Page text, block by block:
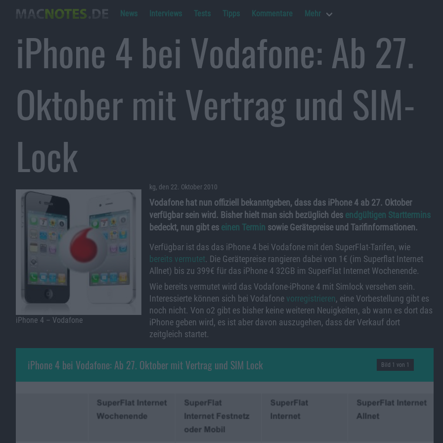
News Interviews Tests Tipps Kommentare Mehr
iPhone 4 bei Vodafone: Ab 27.
Oktober mit Vertrag und SIM-
Lock
kg, den 22. Oktober 2010
iPhone 4 – Vodafone
Vodafone hat nun offiziell bekanntgeben, dass das iPhone 4 ab 27. Oktober
verfügbar sein wird. Bisher hielt man sich bezüglich des endgültigen Starttermins
bedeckt, nun gibt es einen Termin sowie Gerätepreise und Tarifinformationen.
Verfügbar ist das das iPhone 4 bei Vodafone mit den SuperFlat-Tarifen, wie
bereits vermutet. Die Gerätepreise rangieren dabei von 1€ (im Superflat Internet
Allnet) bis zu 399€ für das iPhone 4 32GB im SuperFlat Internet Wochenende.
Wie bereits vermutet wird das Vodafone-iPhone 4 mit Simlock versehen sein.
Interessierte können sich bei Vodafone vorregistrieren, eine Vorbestellung gibt es
noch nicht. Von o2 gibt es bisher keine weiteren Neuigkeiten, ab wann es dort das
iPhone geben wird, es ist aber davon auszugehen, dass der Verkauf dort
zeitgleich startet.
iPhone 4 bei Vodafone: Ab 27. Oktober mit Vertrag und SIM Lock Bild 1 von 1